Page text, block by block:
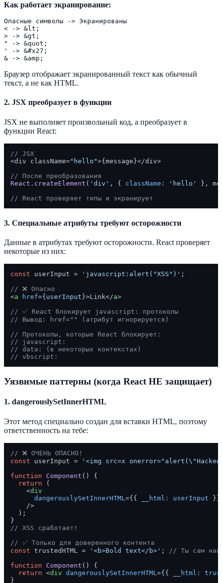
Как работает экранирование:
Опасные символы -> Экранированы
< -> &lt;
> -> &gt;
" -> &quot;
' -> &#x27;
Браузер отображает экранированный текст как обычный
текст, а не как HTML.
2. JSX преобразует в функции
JSX не выполняет произвольный код, а преобразует в
функции React:
// JSX
<div className="hello">{message}</div>
// После преобразования
React . createElement ( 'div' , { className : 'hello'
},
// React проверяет типы и экранирует
3. Специальные атрибуты требуют осторожности
Данные в атрибутах требуют осторожности. React проверяет
некоторые из них:
const userInput = 'javascript:alert("XSS")' ;
// ❌ Опасно
<a href={userInput}>Link</a>
// ✅ React блокирует javascript: протоколы
// Вывод: href="" (атрибут игнорируется)
// Протоколы, которые React блокирует:
// javascript:
// data: (в некоторых контекстах)
// vbscript:
Уязвимые паттерны (когда React НЕ защищает)
1. dangerouslySetInnerHTML
Этот метод специально создан для вставки HTML, поэтому
ответственность на тебе:
// ❌ ОЧЕНЬ ОПАСНО!
const userInput =
'<img src=x
function
Component ( ) {
return (
<div
dangerouslySetInnerHTML ={{ __html: userInput }}
    />
  );
// XSS сработает!
// ✅ Только для доверенного контента
const trustedHTML = '<b>Bold text</b>' ;
// Ты сам
function
Component ( ) {
return <div dangerouslySetInnerHTML ={{ __html: